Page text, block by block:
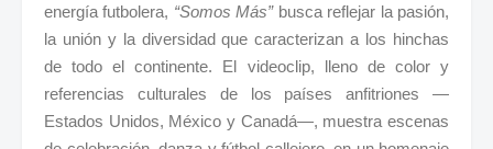
energía futbolera, “Somos Más”busca reflejar la pasión,
la unión y la diversidad que caracterizan a los hinchas
de todo el continente. El videoclip, lleno de color y
referencias culturales de los países anfitriones —
Estados Unidos, México y Canadá—, muestra escenas